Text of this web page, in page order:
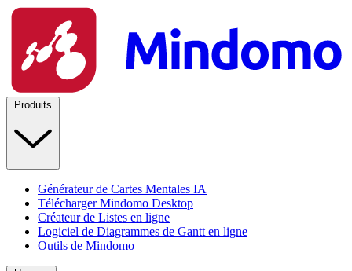
Produits
Générateur de Cartes Mentales IA
Télécharger Mindomo Desktop
Créateur de Listes en ligne
Logiciel de Diagrammes de Gantt en ligne
Outils de Mindomo